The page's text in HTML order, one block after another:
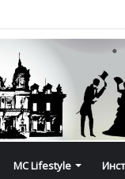
MC Lifestyle